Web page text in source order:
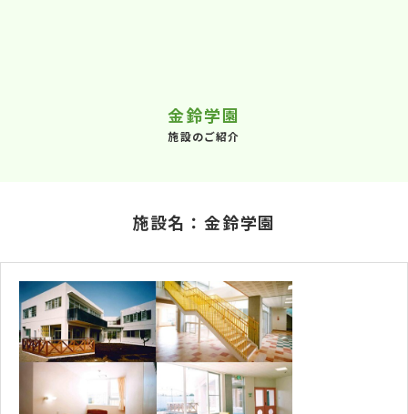
金鈴学園
施設のご紹介
施設名：金鈴学園